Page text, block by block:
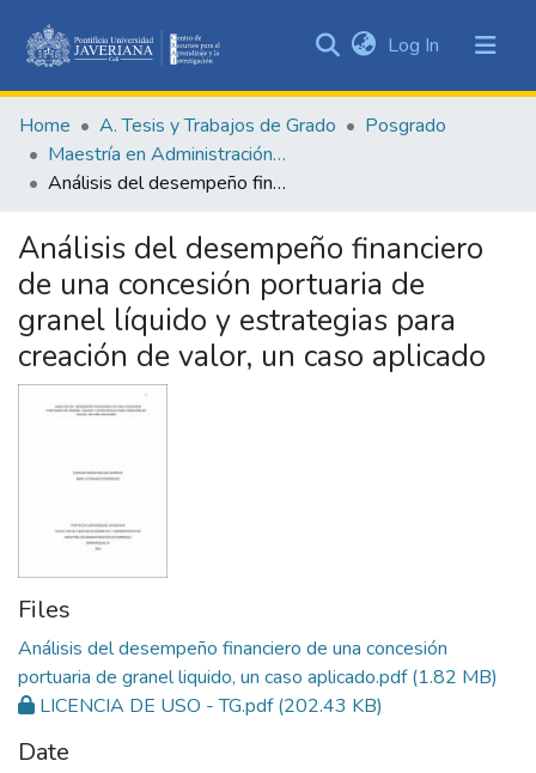
&
Collections
All of DSpace
Statistics
Log In (current)
Home A. Tesis y Trabajos de Grado
Posgrado
Maestría en Administración de Empresas
Análisis del desempeño financiero de una concesión portuaria de granel líquido y estrategias para creación de valor, un caso aplicado
Análisis del desempeño financiero
de una concesión portuaria de
granel líquido y estrategias para
creación de valor, un caso aplicado
Files
Análisis del desempeño financiero de una concesión
portuaria de granel liquido, un caso aplicado.pdf(1.82 MB)
LICENCIA DE USO - TG.pdf(202.43 KB)
Date